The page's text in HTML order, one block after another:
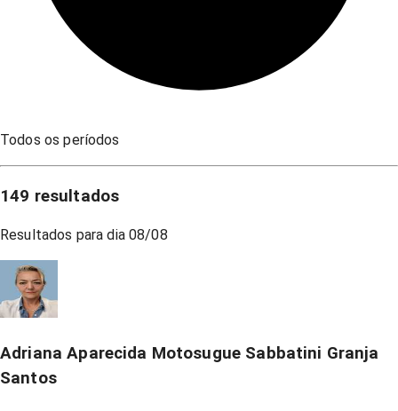
Todos os períodos
149 resultados
Resultados para dia 08/08
Adriana Aparecida Motosugue Sabbatini Granja
Santos